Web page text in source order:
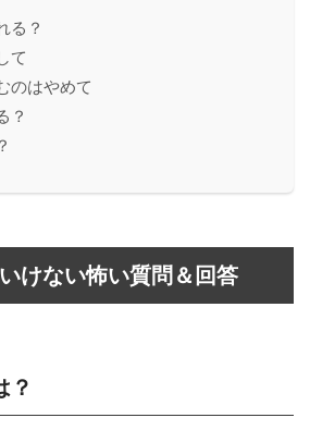
る？
て
のはやめて
？
けない怖い質問＆回答
？